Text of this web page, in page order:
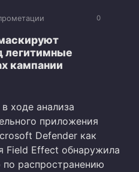
0
легитимные
кампании
ходе анализа
приложения
Defender как
Field Effect обнаружила
распространению